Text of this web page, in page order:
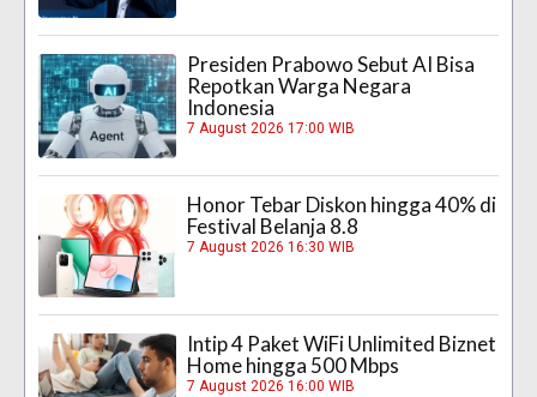
Presiden Prabowo Sebut AI Bisa
Repotkan Warga Negara
Indonesia
7 August 2026 17:00 WIB
Honor Tebar Diskon hingga 40% di
Festival Belanja 8.8
7 August 2026 16:30 WIB
Intip 4 Paket WiFi Unlimited Biznet
Home hingga 500 Mbps
7 August 2026 16:00 WIB